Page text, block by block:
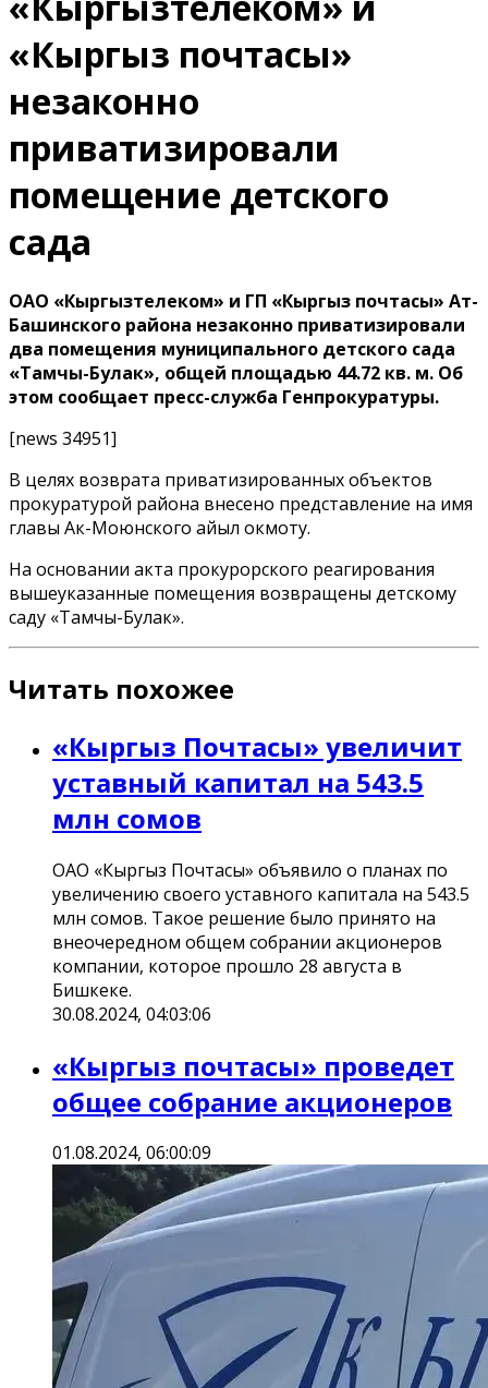
«Кыргыз почтасы»
незаконно
приватизировали
помещение детского
сада
ОАО «Кыргызтелеком» и ГП «Кыргыз почтасы» Ат-
Башинского района незаконно приватизировали
два помещения муниципального детского сада
«Тамчы-Булак», общей площадью 44.72 кв. м. Об
этом сообщает пресс-служба Генпрокуратуры.
[news 34951]
В целях возврата приватизированных объектов
прокуратурой района внесено представление на имя
главы Ак-Моюнского айыл окмоту.
На основании акта прокурорского реагирования
вышеуказанные помещения возвращены детскому
саду «Тамчы-Булак».
Читать похожее
«Кыргыз Почтасы» увеличит
уставный капитал на 543.5
млн сомов
ОАО «Кыргыз Почтасы» объявило о планах по
увеличению своего уставного капитала на 543.5
млн сомов. Такое решение было принято на
внеочередном общем собрании акционеров
компании, которое прошло 28 августа в
Бишкеке.
30.08.2024, 04:03:06
«Кыргыз почтасы» проведет
общее собрание акционеров
01.08.2024, 06:00:09